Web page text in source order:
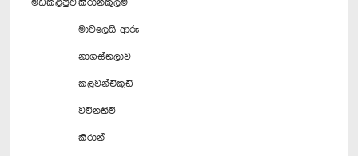
මඩකළපුවකිරාන්කුලම්
මාවලෙයි ආරු
නාගස්තලාව
කලවන්චිකුඩි
වව්නතිව්
කිරාන්